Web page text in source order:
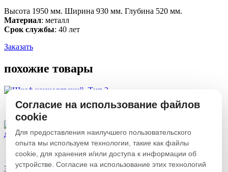
Высота 1950 мм. Ширина 930 мм. Глубина 520 мм.
Материал: металл
Срок службы: 40 лет
Заказать
похожие товары
«Шкаф комбинированный
двухстворчатый»
По запросу
Купить
Загрузить еще Свернуть
Согласие на использование файлов
cookie
Для предоставления наилучшего пользовательского
опыта мы используем технологии, такие как файлы
cookie, для хранения и/или доступа к информации об
устройстве. Согласие на использование этих технологий